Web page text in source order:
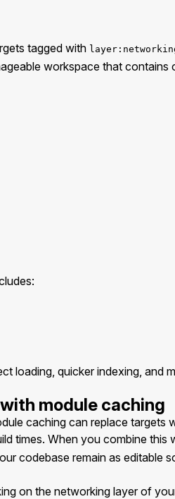
tagged with
workspace that
loading, quicker indexing, and
module caching
caching can replace targets
times. When you combine this
codebase remain as editable
on the networking layer of